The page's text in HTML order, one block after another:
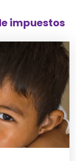
impuestos